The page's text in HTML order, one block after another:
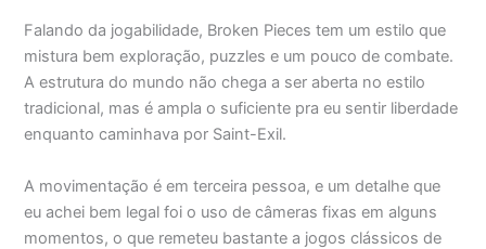
Falando da jogabilidade, Broken Pieces tem um estilo que
mistura bem exploração, puzzles e um pouco de combate.
A estrutura do mundo não chega a ser aberta no estilo
tradicional, mas é ampla o suficiente pra eu sentir liberdade
enquanto caminhava por Saint-Exil.
A movimentação é em terceira pessoa, e um detalhe que
eu achei bem legal foi o uso de câmeras fixas em alguns
momentos, o que remeteu bastante a jogos clássicos de